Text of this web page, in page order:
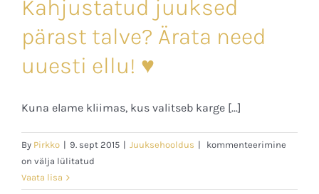
Kahjustatud juuksed
pärast talve? Ärata need
uuesti ellu! ♥
Kuna elame kliimas, kus valitseb karge [...]
By Pirkko | 9. sept 2015 | Juuksehooldus |
Kahjustatud
kommenteerimine
on välja lülitatud
Vaata lisa